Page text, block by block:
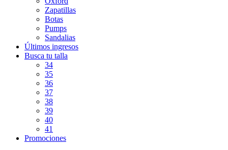
Zapatillas
Botas
Pumps
Sandalias
Últimos ingresos
Busca tu talla
34
35
36
37
38
39
40
41
Promociones